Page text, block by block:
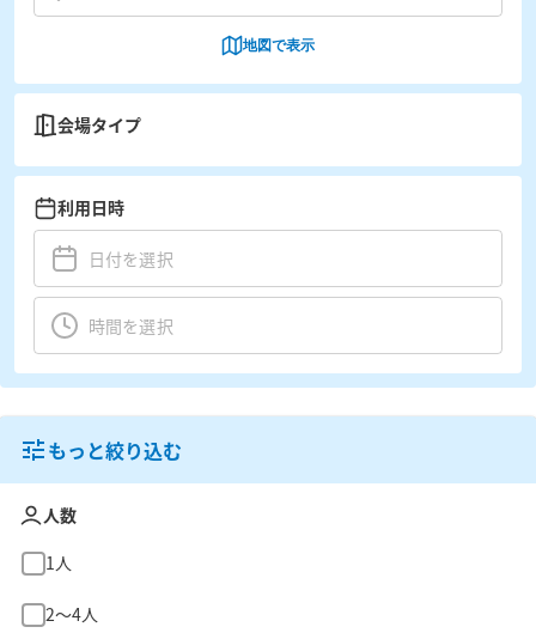
地図で表示
会場タイプ
利用日時
もっと絞り込む
人数
1人
2〜4人